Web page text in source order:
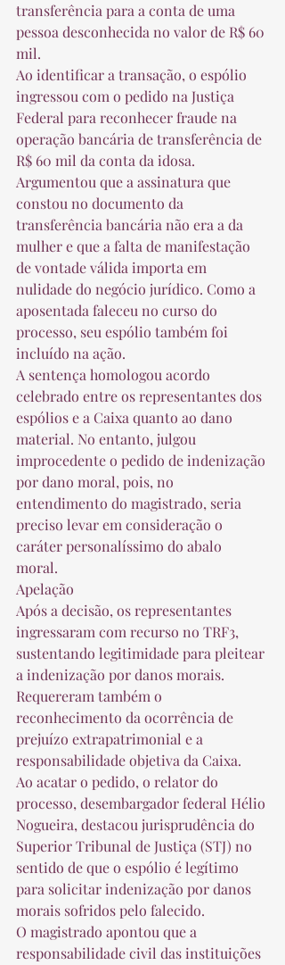
transferência para a conta de uma
pessoa desconhecida no valor de R$ 60
mil.
Ao identificar a transação, o espólio
ingressou com o pedido na Justiça
Federal para reconhecer fraude na
operação bancária de transferência de
R$ 60 mil da conta da idosa.
Argumentou que a assinatura que
constou no documento da
transferência bancária não era a da
mulher e que a falta de manifestação
de vontade válida importa em
nulidade do negócio jurídico. Como a
aposentada faleceu no curso do
processo, seu espólio também foi
incluído na ação.
A sentença homologou acordo
celebrado entre os representantes dos
espólios e a Caixa quanto ao dano
material. No entanto, julgou
improcedente o pedido de indenização
por dano moral, pois, no
entendimento do magistrado, seria
preciso levar em consideração o
caráter personalíssimo do abalo
moral.
Apelação
Após a decisão, os representantes
ingressaram com recurso no TRF3,
sustentando legitimidade para pleitear
a indenização por danos morais.
Requereram também o
reconhecimento da ocorrência de
prejuízo extrapatrimonial e a
responsabilidade objetiva da Caixa.
Ao acatar o pedido, o relator do
processo, desembargador federal Hélio
Nogueira, destacou jurisprudência do
Superior Tribunal de Justiça (STJ) no
sentido de que o espólio é legítimo
para solicitar indenização por danos
morais sofridos pelo falecido.
O magistrado apontou que a
responsabilidade civil das instituições